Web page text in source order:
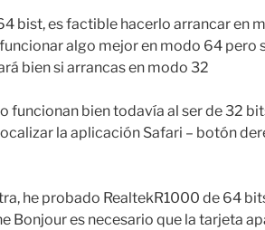
bist, es factible hacerlo arrancar en
algo mejor en modo 64 pero
bien si arrancas en modo 32
funcionan bien todavía al ser de 32
la aplicación Safari – botón
he probado RealtekR1000 de 64
Bonjour es necesario que la tarjeta